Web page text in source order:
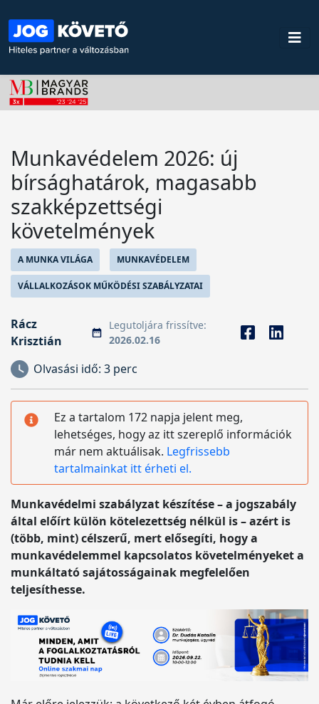
Munkavédelem 2026: új
bírsághatárok, magasabb
szakképzettségi
követelmények
A MUNKA VILÁGA MUNKAVÉDELEM
VÁLLALKOZÁSOK MŰKÖDÉSI SZABÁLYZATAI
Rácz
Krisztián
Legutoljára frissítve:
2026.02.16
Olvasási idő: 3 perc
Ez a tartalom 172 napja jelent meg,
lehetséges, hogy az itt szereplő információk
már nem aktuálisak. Legfrissebb
tartalmainkat itt érheti el.
Munkavédelmi szabályzat készítése – a jogszabály
által előírt külön kötelezettség nélkül is – azért is
(több, mint) célszerű, mert elősegíti, hogy a
munkavédelemmel kapcsolatos követelményeket a
munkáltató sajátosságainak megfelelően
teljesíthesse.